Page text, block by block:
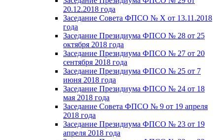
20.12.2018 года
Заседание Совета ФПСО № X от 13.11.2018
года
Заседание Президиума ФПСО № 28 от 25
октября 2018 года
Заседание Президиума ФПСО № 27 от 20
сентября 2018 года
Заседание Президиума ФПСО № 25 от 7
июня 2018 года
Заседание Президиума ФПСО № 24 от 18
мая 2018 года
Заседание Совета ФПСО № 9 от 19 апреля
2018 года
Заседание Президиума ФПСО № 23 от 19
апреля 2018 года